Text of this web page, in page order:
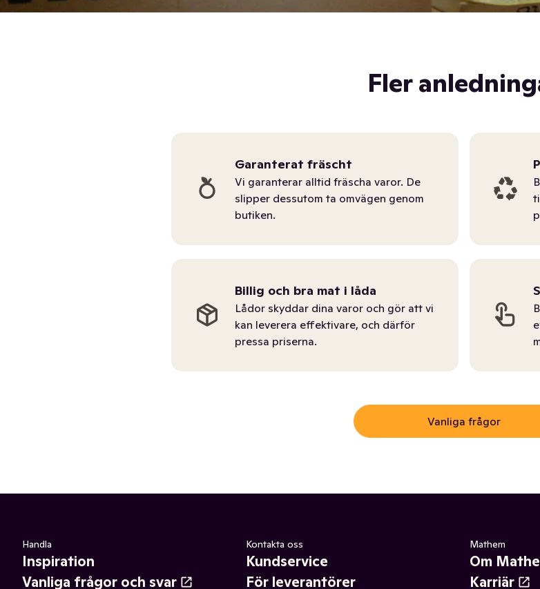
Fler
Garanterat fräscht
Vi garanterar alltid fräscha varor. De
slipper dessutom ta omvägen genom
butiken.
Billig och bra mat i låda
Lådor skyddar dina varor och gör att vi
kan leverera effektivare, och därför
pressa priserna.
Vanliga frågor
Handla
Inspiration
Vanliga frågor och svar
Kontakta oss
Kundservice
För leverantörer
Mathem
Om
Karriär